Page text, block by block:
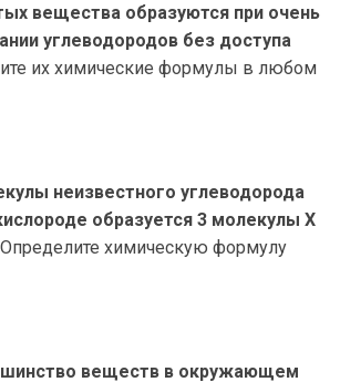
вещества образуются при очень
углеводородов без доступа
их химические формулы в любом
неизвестного углеводорода
образуется 3 молекулы X
Определите химическую формулу
веществ в окружающем